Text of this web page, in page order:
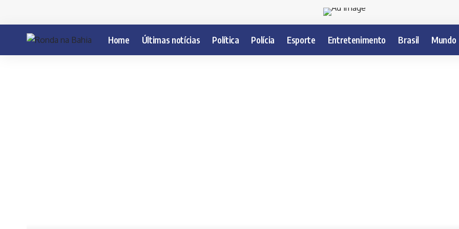
Home Últimas notícias Política Polícia Esporte Entretenimento Brasil Mundo